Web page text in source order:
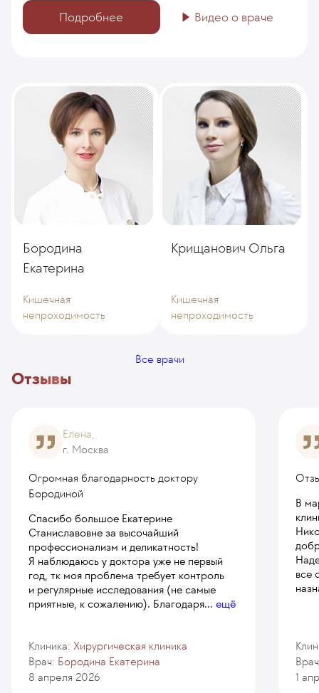
Бородина
Екатерина
Кишечная
непроходимость
Крищанович Ольга
Кишечная
непроходимость
Все врачи
Подробнее Видео о враче
Отзывы
Елена,
г. Москва
Огромная благодарность доктору
Бородиной
Спасибо большое Екатерине
Станиславовне за высочайший
профессионализм и деликатность!
Я наблюдаюсь у доктора уже не первый
год, тк моя проблема требует контроль
и регулярные исследования (не самые
приятные, к сожалению). Благодаря... ещё
Клиника: Хирургическая клиника
Врач: Бородина Екатерина
8 апреля 2026
В
все
1